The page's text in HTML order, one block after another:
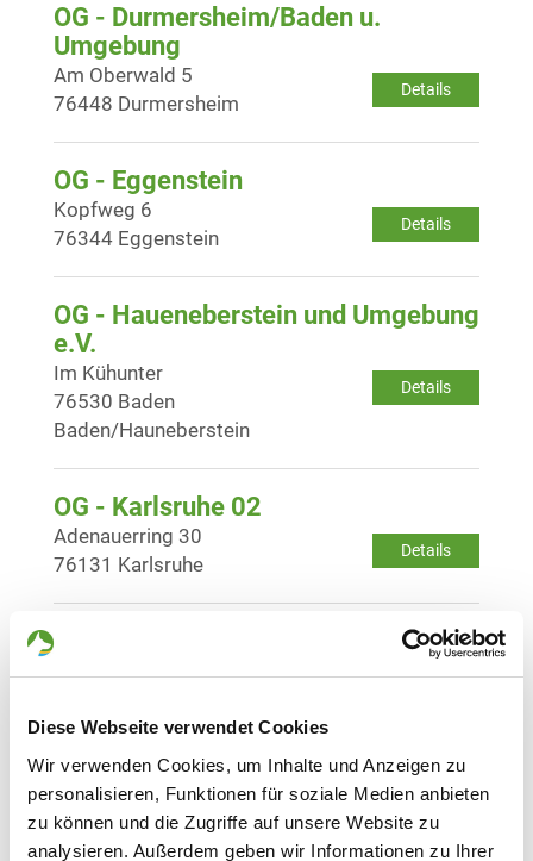
Diese Webseite verwendet Cookies
Wir verwenden Cookies, um Inhalte und Anzeigen zu
personalisieren, Funktionen für soziale Medien anbieten
zu können und die Zugriffe auf unsere Website zu
analysieren. Außerdem geben wir Informationen zu Ihrer
OG - Durmersheim/Baden u.
Umgebung
Details
Am Oberwald 5
76448 Durmersheim
OG - Eggenstein
Details
Kopfweg 6
76344 Eggenstein
OG - Haueneberstein und Umgebung
e.V.
Details
Im Kühunter
76530 Baden
Baden/Hauneberstein
OG - Karlsruhe 02
Details
Adenauerring 30
76131 Karlsruhe
Details
OG - Keltern e.V.
Details
Altes Loh
75210 Keltern-Dietlingen